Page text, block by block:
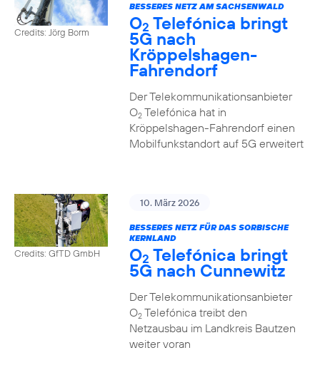
Credits: Jörg Borm
BESSERES NETZ AM SACHSENWALD
O2 Telefónica bringt
5G nach
Kröppelshagen-
Fahrendorf
Der Telekommunikationsanbieter
O2Telefónica hat in
Kröppelshagen-Fahrendorf einen
Mobilfunkstandort auf 5G erweitert
Credits: GfTD GmbH
10. März 2026
BESSERES NETZ FÜR DAS SORBISCHE
KERNLAND
O2 Telefónica bringt
5G nach Cunnewitz
Der Telekommunikationsanbieter
O2Telefónica treibt den
Netzausbau im Landkreis Bautzen
weiter voran